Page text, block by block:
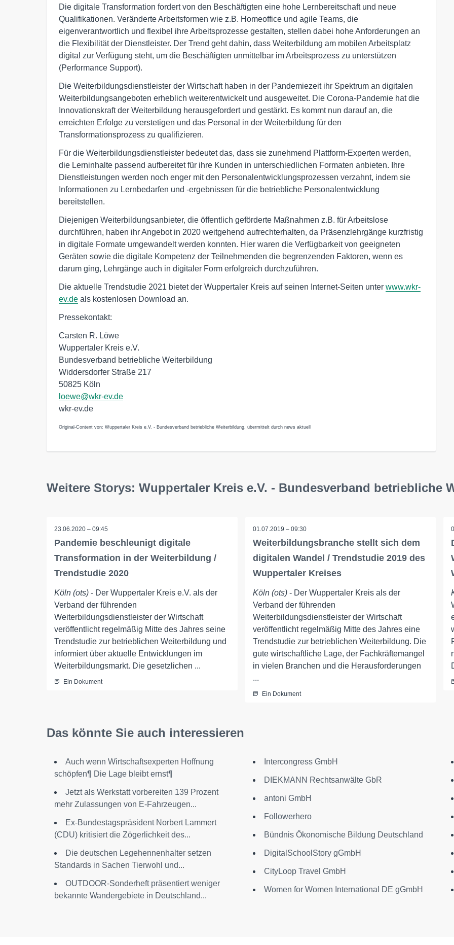
Die digitale Transformation fordert von den Beschäftigten eine hohe Lernbereitschaft und neue
Qualifikationen. Veränderte Arbeitsformen wie z.B. Homeoffice und agile Teams, die
eigenverantwortlich und flexibel ihre Arbeitsprozesse gestalten, stellen dabei hohe Anforderungen an
die Flexibilität der Dienstleister. Der Trend geht dahin, dass Weiterbildung am mobilen Arbeitsplatz
digital zur Verfügung steht, um die Beschäftigten unmittelbar im Arbeitsprozess zu unterstützen
(Performance Support).
Die Weiterbildungsdienstleister der Wirtschaft haben in der Pandemiezeit ihr Spektrum an digitalen
Weiterbildungsangeboten erheblich weiterentwickelt und ausgeweitet. Die Corona-Pandemie hat die
Innovationskraft der Weiterbildung herausgefordert und gestärkt. Es kommt nun darauf an, die
erreichten Erfolge zu verstetigen und das Personal in der Weiterbildung für den
Transformationsprozess zu qualifizieren.
Für die Weiterbildungsdienstleister bedeutet das, dass sie zunehmend Plattform-Experten werden,
die Lerninhalte passend aufbereitet für ihre Kunden in unterschiedlichen Formaten anbieten. Ihre
Dienstleistungen werden noch enger mit den Personalentwicklungsprozessen verzahnt, indem sie
Informationen zu Lernbedarfen und -ergebnissen für die betriebliche Personalentwicklung
bereitstellen.
Diejenigen Weiterbildungsanbieter, die öffentlich geförderte Maßnahmen z.B. für Arbeitslose
durchführen, haben ihr Angebot in 2020 weitgehend aufrechterhalten, da Präsenzlehrgänge kurzfristig
in digitale Formate umgewandelt werden konnten. Hier waren die Verfügbarkeit von geeigneten
Geräten sowie die digitale Kompetenz der Teilnehmenden die begrenzenden Faktoren, wenn es
darum ging, Lehrgänge auch in digitaler Form erfolgreich durchzuführen.
Die aktuelle Trendstudie 2021 bietet der Wuppertaler Kreis auf seinen Internet-Seiten unter www.wkr-
ev.de als kostenlosen Download an.
Pressekontakt:
Carsten R. Löwe
Wuppertaler Kreis e.V.
Bundesverband betriebliche Weiterbildung
Widdersdorfer Straße 217
50825 Köln
loewe@wkr-ev.de
wkr-ev.de
Original-Content von: Wuppertaler Kreis e.V. - Bundesverband betriebliche Weiterbildung, übermittelt durch news aktuell
Weitere Storys: Wuppertaler Kreis e.V. - Bundesverband betriebliche
23.06.2020 – 09:45
Pandemie beschleunigt digitale
Transformation in der Weiterbildung /
Trendstudie 2020
Köln (ots) - Der Wuppertaler Kreis e.V. als der
Verband der führenden
Weiterbildungsdienstleister der Wirtschaft
veröffentlicht regelmäßig Mitte des Jahres seine
Trendstudie zur betrieblichen Weiterbildung und
informiert über aktuelle Entwicklungen im
Weiterbildungsmarkt. Die gesetzlichen ...
Ein Dokument
01.07.2019 – 09:30
Weiterbildungsbranche stellt sich dem
digitalen Wandel / Trendstudie 2019 des
Wuppertaler Kreises
Köln (ots)- Der Wuppertaler Kreis als der
Verband der führenden
Weiterbildungsdienstleister der Wirtschaft
veröffentlicht regelmäßig Mitte des Jahres eine
Trendstudie zur betrieblichen Weiterbildung. Die
gute wirtschaftliche Lage, der Fachkräftemangel
in vielen Branchen und die Herausforderungen
...
Ein Dokument
Das könnte Sie auch interessieren
Auch wenn Wirtschaftsexperten Hoffnung
schöpfen¶ Die Lage bleibt ernst¶
Jetzt als Werkstatt vorbereiten 139 Prozent
mehr Zulassungen von E-Fahrzeugen...
Ex-Bundestagspräsident Norbert Lammert
(CDU) kritisiert die Zögerlichkeit des...
Die deutschen Legehennenhalter setzen
Standards in Sachen Tierwohl und...
OUTDOOR-Sonderheft präsentiert weniger
bekannte Wandergebiete in Deutschland...
Intercongress GmbH
DIEKMANN Rechtsanwälte GbR
antoni GmbH
Followerhero
Bündnis Ökonomische Bildung Deutschland
DigitalSchoolStory gGmbH
CityLoop Travel GmbH
Women for Women International DE gGmbH